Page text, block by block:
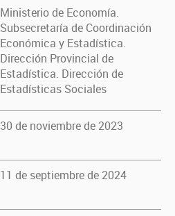
Ministerio de Economía.
Subsecretaría de Coordinación
Económica y Estadística.
Dirección Provincial de
Estadística. Dirección de
Estadísticas Sociales
30 de noviembre de 2023
11 de septiembre de 2024